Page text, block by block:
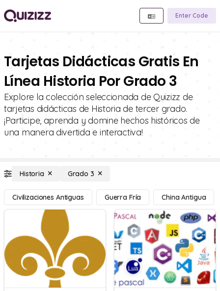
Enter Code
Tarjetas Didácticas Gratis En
Línea Historia Por Grado 3
Explore la colección seleccionada de Quizizz de
tarjetas didácticas de Historia de tercer grado.
¡Participe, aprenda y domine hechos históricos de
una manera divertida e interactiva!
Historia Grado 3
Civilizaciones Antiguas Guerra Fría China Antigua